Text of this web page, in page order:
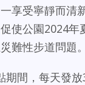
享受寧靜而
使公園2024
難性步道問題。
間，每天發